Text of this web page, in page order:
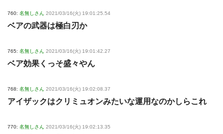
760: 名無しさん 2021/03/16(火) 19:01:25.54
ベアの武器は極白刃か
765: 名無しさん 2021/03/16(火) 19:01:42.27
ベア効果くっそ盛々やん
768: 名無しさん 2021/03/16(火) 19:02:08.37
アイザックはクリミュオンみたいな運用なのかしらこれ
770: 名無しさん 2021/03/16(火) 19:02:13.35